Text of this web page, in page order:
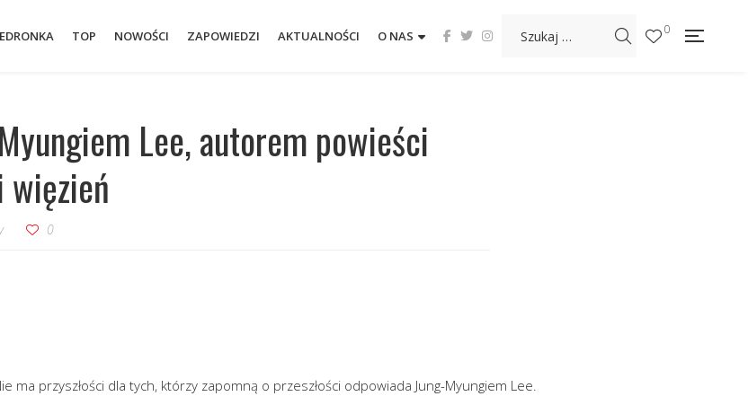
TOP NOWOŚCI ZAPOWIEDZI AKTUALNOŚCI O NAS 0
Lee, autorem powieści
więzień
0
ma przyszłości dla tych, którzy zapomną o przeszłości odpowiada Jung-Myungiem Lee.